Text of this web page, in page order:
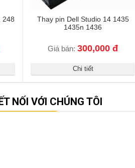
248
Thay pin Dell Studio 14 1435
1435n 1436
Giá bán: 300,000 đ
Chi tiết
NỐI VỚI CHÚNG TÔI